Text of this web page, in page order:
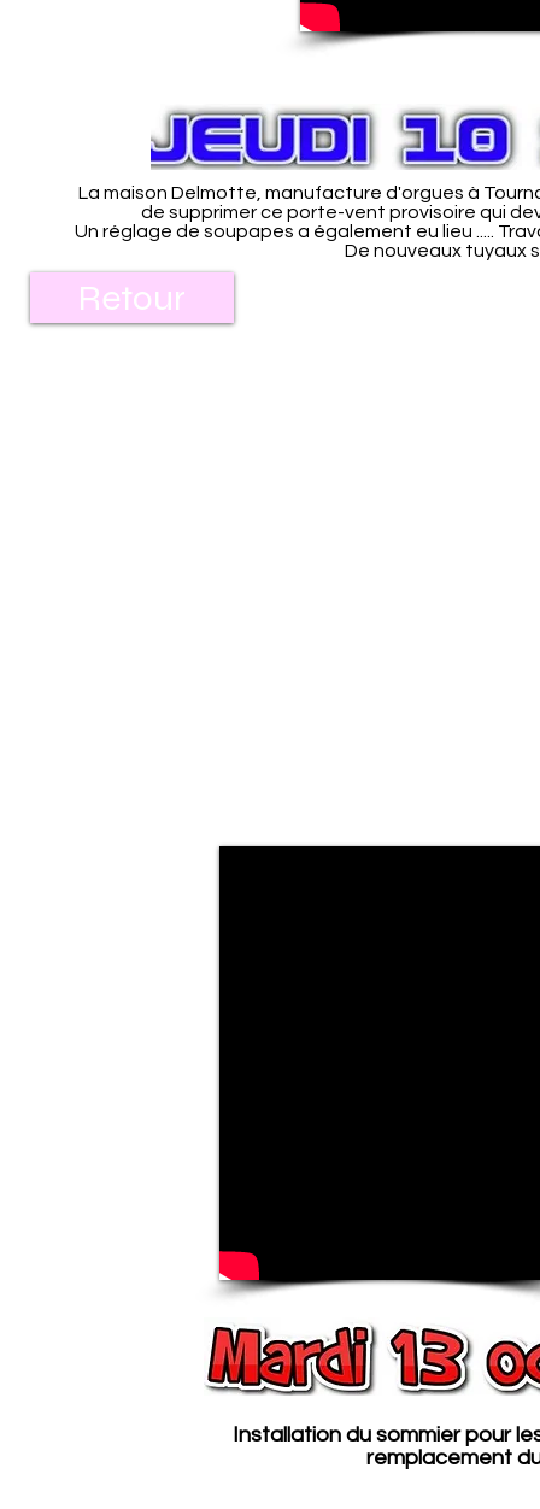
La maison Delmotte, manufacture d'orgues à
de supprimer ce porte-vent provisoire qui
Un réglage de soupapes a également eu lieu .....
De nouveaux tuyaux
Retour
Installation du sommier pour
remplacement